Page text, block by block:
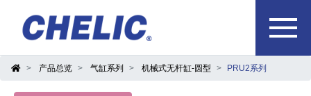
产品总览 气缸系列 机械式无杆缸-圆型 PRU2系列